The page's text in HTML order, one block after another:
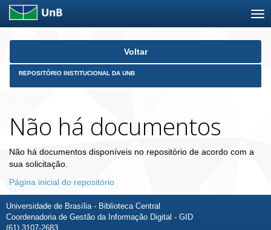
Skip
Voltar
REPOSITÓRIO INSTITUCIONAL DA UNB
Não há documentos
Não há documentos disponíveis no repositório de acordo com a
sua solicitação.
Página inicial do repositório
Universidade de Brasília - Biblioteca Central
Coordenadoria de Gestão da Informação Digital - GID
(61) 3107-2683